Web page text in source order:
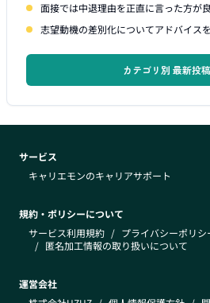
面接では中退理由を正直に言った方が
志望動機の差別化についてアドバイス
カテゴリ別 最新投稿
サービス
キャリエモンのキャリアサポート
規約・ポリシーについて
サービス利用規約 / プライバシーポリシ
/ 匿名加工情報の取り扱いについて
運営会社